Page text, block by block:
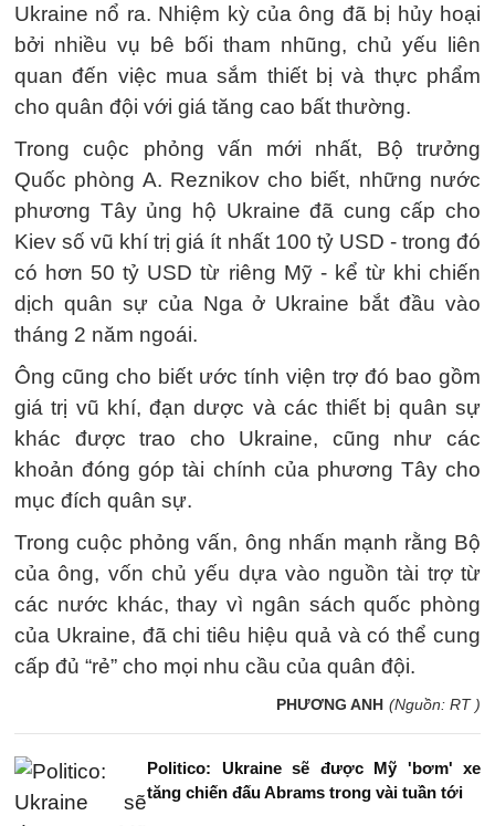
Ukraine nổ ra. Nhiệm kỳ của ông đã bị hủy hoại
bởi nhiều vụ bê bối tham nhũng, chủ yếu liên
quan đến việc mua sắm thiết bị và thực phẩm
cho quân đội với giá tăng cao bất thường.
Trong cuộc phỏng vấn mới nhất, Bộ trưởng
Quốc phòng A. Reznikov cho biết, những nước
phương Tây ủng hộ Ukraine đã cung cấp cho
Kiev số vũ khí trị giá ít nhất 100 tỷ USD - trong đó
có hơn 50 tỷ USD từ riêng Mỹ - kể từ khi chiến
dịch quân sự của Nga ở Ukraine bắt đầu vào
tháng 2 năm ngoái.
Ông cũng cho biết ước tính viện trợ đó bao gồm
giá trị vũ khí, đạn dược và các thiết bị quân sự
khác được trao cho Ukraine, cũng như các
khoản đóng góp tài chính của phương Tây cho
mục đích quân sự.
Trong cuộc phỏng vấn, ông nhấn mạnh rằng Bộ
của ông, vốn chủ yếu dựa vào nguồn tài trợ từ
các nước khác, thay vì ngân sách quốc phòng
của Ukraine, đã chi tiêu hiệu quả và có thể cung
cấp đủ “rẻ” cho mọi nhu cầu của quân đội.
PHƯƠNG ANH (Nguồn: RT )
Politico: Ukraine sẽ được Mỹ 'bơm' xe
tăng chiến đấu Abrams trong vài tuần tới